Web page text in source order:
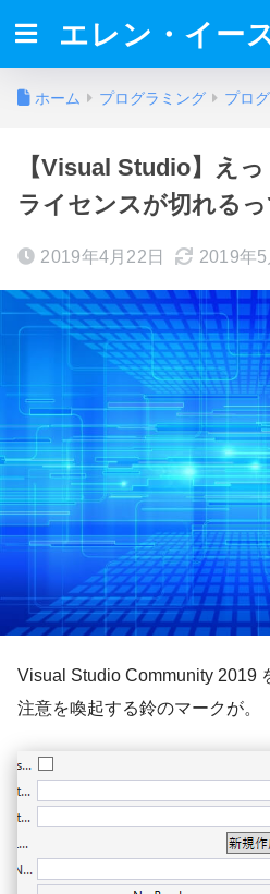
エレン・イー
ホーム プログラミング プロ
【Visual Studio】え
ライセンスが切れる
2019年4月22日 2019年5
Visual Studio Community 2019
注意を喚起する鈴のマークが。